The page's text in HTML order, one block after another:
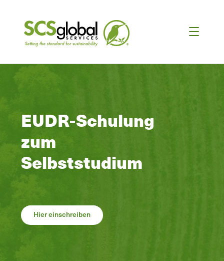
EUDR-Schulung
zum
Selbststudium
Hier einschreiben